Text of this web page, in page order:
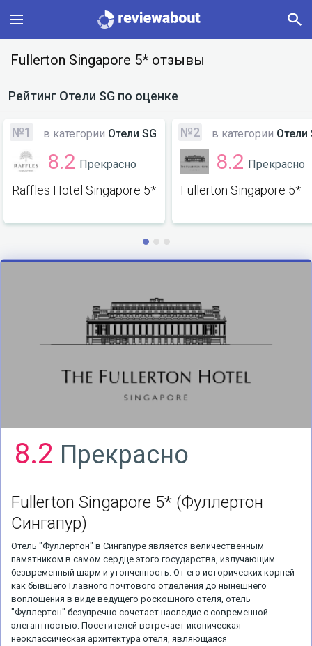
Main
Categories
Change language
Fullerton Singapore 5* отзывы
8.2 Прекрасно
Fullerton Singapore 5* (Фуллертон
Сингапур)
Отель "Фуллертон" в Сингапуре является величественным
памятником в самом сердце этого государства, излучающим
безвременный шарм и утонченность. От его исторических корней
как бывшего Главного почтового отделения до нынешнего
воплощения в виде ведущего роскошного отеля, отель
"Фуллертон" безупречно сочетает наследие с современной
элегантностью. Посетителей встречает иконическая
неоклассическая архитектура отеля, являющаяся
Рейтинг Отели SG по оценке
№1 в категории Отели SG
8.2 Прекрасно
Raffles Hotel Singapore 5*
№2 в категории Отели
8.2 Прекрасно
Fullerton Singapore 5*